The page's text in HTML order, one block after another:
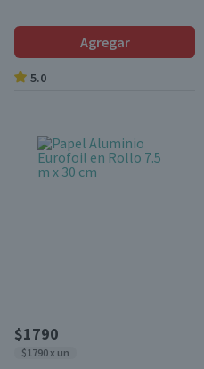
Agregar
5.0
$1790
$1790 x un